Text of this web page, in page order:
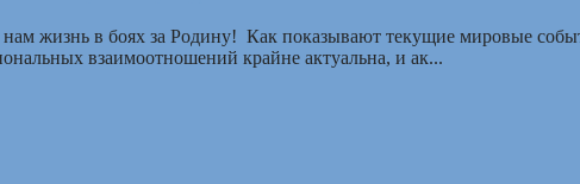
жизнь в боях за Родину! Как показывают текущие мировые
взаимоотношений крайне актуальна, и ак...